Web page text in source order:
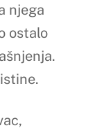
njega
ostalo